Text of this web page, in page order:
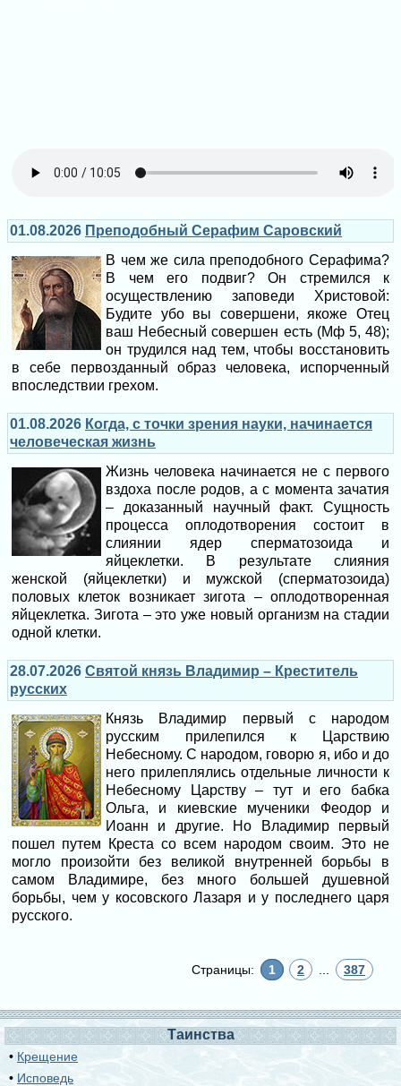
01.08.2026 Преподобный Серафим Саровский
В чем же сила преподобного Серафима?
В чем его подвиг? Он стремился к
осуществлению заповеди Христовой:
Будите убо вы совершени, якоже Отец
ваш Небесный совершен есть (Мф 5, 48);
он трудился над тем, чтобы восстановить
в себе первозданный образ человека, испорченный
впоследствии грехом.
01.08.2026 Когда, с точки зрения науки, начинается
человеческая жизнь
Жизнь человека начинается не с первого
вздоха после родов, а с момента зачатия
– доказанный научный факт. Сущность
процесса оплодотворения состоит в
слиянии ядер сперматозоида и
яйцеклетки. В результате слияния
женской (яйцеклетки) и мужской (сперматозоида)
половых клеток возникает зигота – оплодотворенная
яйцеклетка. Зигота – это уже новый организм на стадии
одной клетки.
28.07.2026 Святой князь Владимир – Креститель
русских
Князь Владимир первый с народом
русским прилепился к Царствию
Небесному. С народом, говорю я, ибо и до
него прилеплялись отдельные личности к
Небесному Царству – тут и его бабка
Ольга, и киевские мученики Феодор и
Иоанн и другие. Но Владимир первый
пошел путем Креста со всем народом своим. Это не
могло произойти без великой внутренней борьбы в
самом Владимире, без много большей душевной
борьбы, чем у косовского Лазаря и у последнего царя
русского.
Страницы: 1 2 387
Таинства
• Крещение
• Исповедь